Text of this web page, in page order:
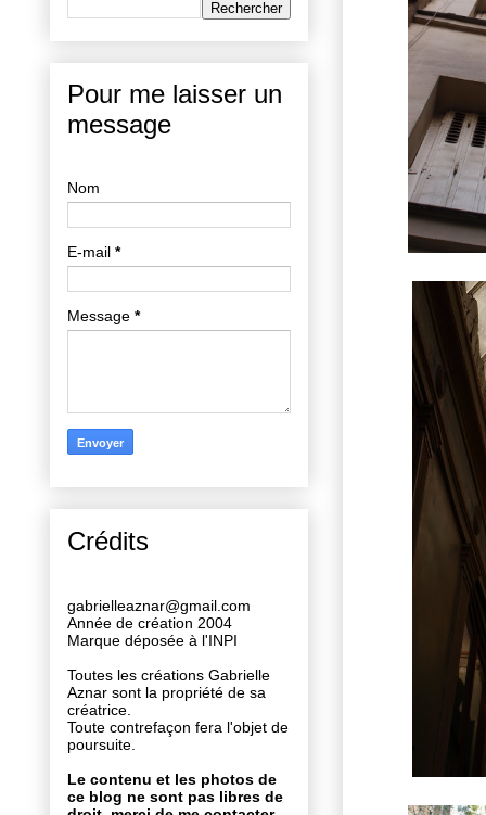
Pour me laisser un
message
Nom
E-mail *
Message *
Crédits
gabrielleaznar@gmail.com
Année de création 2004
Marque déposée à l'INPI
Toutes les créations Gabrielle
Aznar sont la propriété de sa
créatrice.
Toute contrefaçon fera l'objet de
poursuite.
Le contenu et les photos de
ce blog ne sont pas libres de